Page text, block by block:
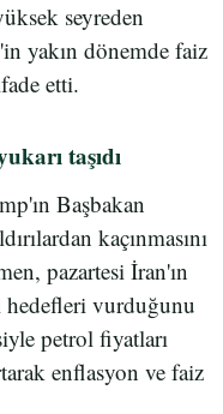
seyreden
yakın dönemde faiz
etti.
taşıdı
Başbakan
kaçınmasını
pazartesi İran'ın
hedefleri vurduğunu
petrol fiyatları
enflasyon ve faiz